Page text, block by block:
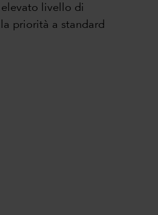
elevato livello di
priorità a standard